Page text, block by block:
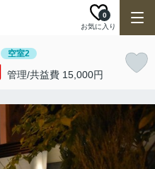
お気に入り
0
空室2
管理/共益費 15,000円